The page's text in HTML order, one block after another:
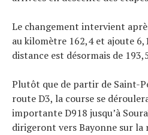
Le changement intervient
au kilomètre 162,4 et ajoute
distance est désormais de
Plutôt que de partir de Saint-
route D3, la course se
importante D918 jusqu’à
dirigeront vers Bayonne sur la